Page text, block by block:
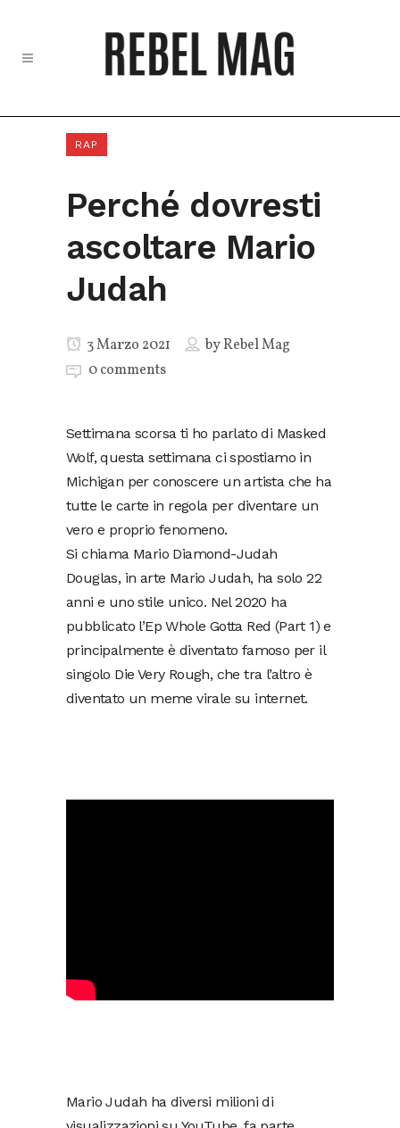
RAP
Perché dovresti
ascoltare Mario
Judah
3 Marzo 2021 byRebel Mag
0 comments
Settimana scorsa ti ho parlato di Masked
Wolf, questa settimana ci spostiamo in
Michigan per conoscere un artista che ha
tutte le carte in regola per diventare un
vero e proprio fenomeno.
Si chiama Mario Diamond-Judah
Douglas, in arte Mario Judah, ha solo 22
anni e uno stile unico. Nel 2020 ha
pubblicato l’Ep Whole Gotta Red (Part 1) e
principalmente è diventato famoso per il
singolo Die Very Rough, che tra l’altro è
diventato un meme virale su internet.
Mario Judah ha diversi milioni di